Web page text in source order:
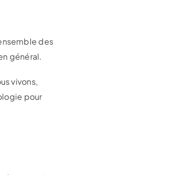
des
général.
vivons,
pour